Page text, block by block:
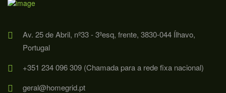
Av. 25 de Abril, nº33 - 3ºesq, frente, 3830-044 Ílhavo,
Portugal
+351 234 096 309 (Chamada para a rede fixa nacional)
geral@homegrid.pt